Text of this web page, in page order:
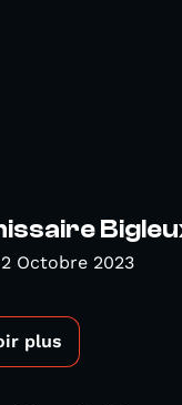
Octobre 2023
plus